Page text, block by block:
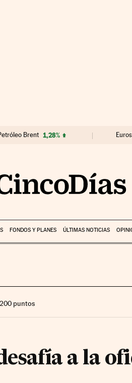
Brent 1,28%
FONDOS Y PLANES ÚLTIMAS NOTICIAS
puntos
a la